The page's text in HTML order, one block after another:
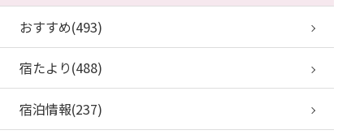
おすすめ(493)
宿たより(488)
宿泊情報(237)